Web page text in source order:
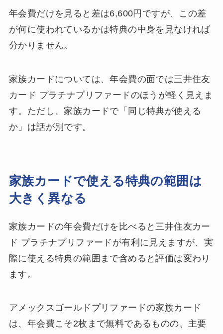
年会費だけを見ると差は6,600円ですが、この差
が何に使われているかは特典の中身を見なければ
分かりません。
家族カードについては、年会費の面では三井住友
カード プラチナプリファードのほうが軽く見えま
す。ただし、家族カードで「同じ特典が使える
か」は話が別です。
家族カードで使える特典の範囲は
大きく異なる
家族カードの年会費だけを比べると三井住友カー
ド プラチナプリファードが有利に見えますが、実
際に使える特典の範囲まで含めると評価は変わり
ます。
アメックスゴールドプリファードの家族カード
は、年会費こそ2枚まで無料であるものの、主要